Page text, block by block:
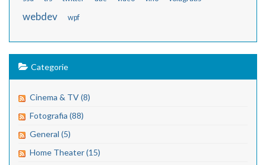
webdev wpf
Categorie
Cinema & TV (8)
Fotografia (88)
General (5)
Home Theater (15)